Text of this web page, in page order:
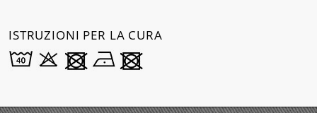
ISTRUZIONI PER LA CURA